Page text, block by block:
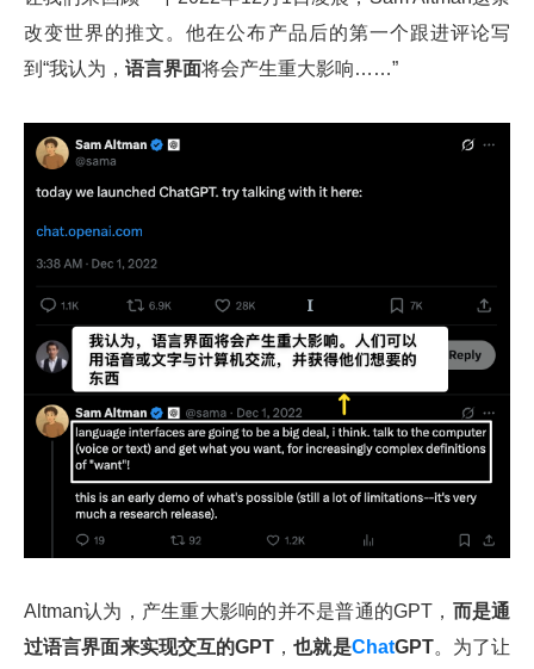
改变世界的推文。他在公布产品后的第一个跟进评论写
到“我认为， 语言界面将会产生重大影响……”
Altman认为，产生重大影响的并不是普通的GPT， 而是通
过语言界面来实现交互的GPT ，也就是ChatGPT。为了让